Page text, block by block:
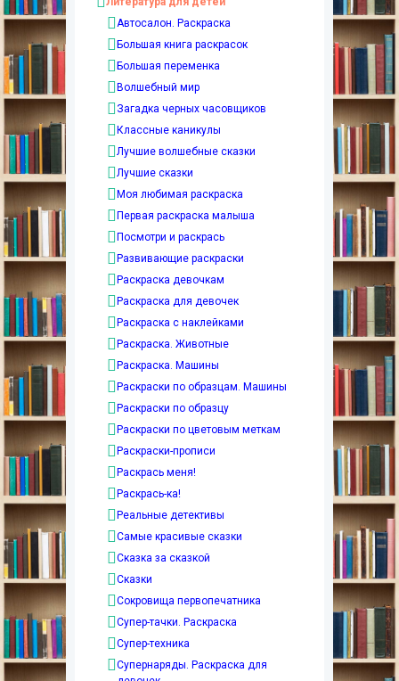
Автосалон. Раскраска
Большая книга раскрасок
Большая переменка
Волшебный мир
Загадка черных часовщиков
Классные каникулы
Лучшие волшебные сказки
Лучшие сказки
Моя любимая раскраска
Первая раскраска малыша
Посмотри и раскрась
Развивающие раскраски
Раскраска девочкам
Раскраска для девочек
Раскраска с наклейками
Раскраска. Животные
Раскраска. Машины
Раскраски по образцам. Машины
Раскраски по образцу
Раскраски по цветовым меткам
Раскраски-прописи
Раскрась меня!
Раскрась-ка!
Реальные детективы
Самые красивые сказки
Сказка за сказкой
Сказки
Сокровища первопечатника
Супер-тачки. Раскраска
Супер-техника
Супернаряды. Раскраска для